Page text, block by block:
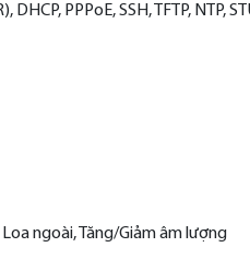
DHCP, PPPoE, SSH, TFTP, NTP,
Loa ngoài, Tăng/Giảm âm lượng